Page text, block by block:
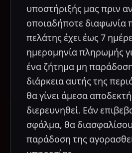
υποστήριξής μας πριν
οποιαδήποτε διαφωνία
πελάτης έχει έως 7
ημερομηνία πληρωμής
ένα ζήτημα μη
διάρκεια αυτής της
θα γίνει άμεσα
διερευνηθεί. Εάν
σφάλμα, θα
παράδοση της